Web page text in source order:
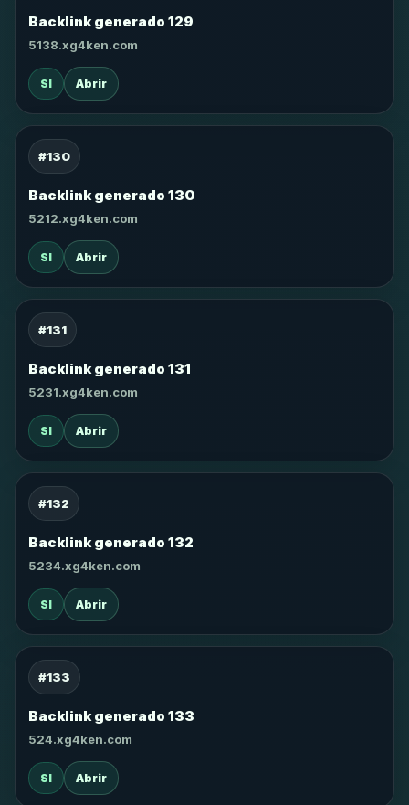
Backlink generado 129
5138.xg4ken.com
SI Abrir
#130
Backlink generado 130
5212.xg4ken.com
SI Abrir
#131
Backlink generado 131
5231.xg4ken.com
SI Abrir
#132
Backlink generado 132
5234.xg4ken.com
SI Abrir
#133
Backlink generado 133
524.xg4ken.com
SI Abrir